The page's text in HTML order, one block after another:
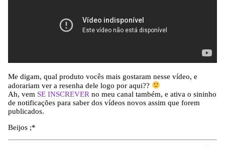
Me digam, qual produto vocês mais gostaram nesse vídeo, e
adorariam ver a resenha dele logo por aqui??
Ah, vem SE INSCREVER no meu canal também, e ativa o sininho
de notificações para saber dos vídeos novos assim que forem
publicados.
Beijos ;*